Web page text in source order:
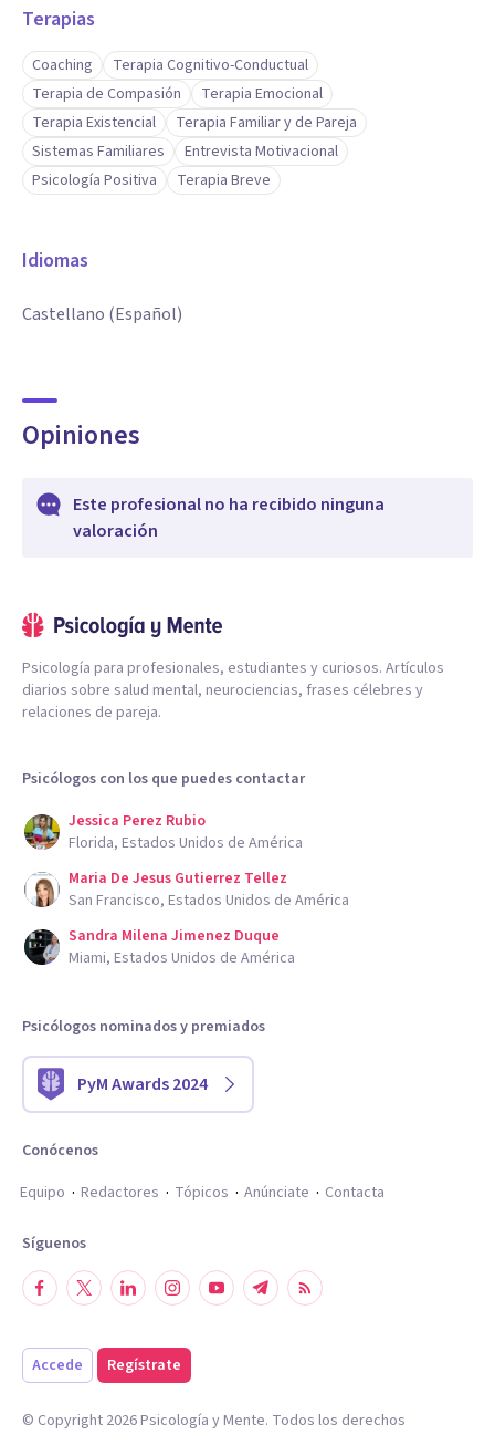
Terapias
Coaching
Terapia Cognitivo-Conductual
Terapia de Compasión
Terapia Emocional
Terapia Existencial
Terapia Familiar y de Pareja
Sistemas Familiares
Entrevista Motivacional
Psicología Positiva
Terapia Breve
Idiomas
Castellano (Español)
Opiniones
Este profesional no ha recibido ninguna
valoración
Psicología para profesionales, estudiantes y curiosos. Artículos
diarios sobre salud mental, neurociencias, frases célebres y
relaciones de pareja.
Psicólogos con los que puedes contactar
Jessica Perez Rubio
Florida, Estados Unidos de América
Maria De Jesus Gutierrez Tellez
San Francisco, Estados Unidos de América
Sandra Milena Jimenez Duque
Miami, Estados Unidos de América
Psicólogos nominados y premiados
PyM Awards 2024
Conócenos
Equipo
Redactores Tópicos Anúnciate Contacta
Síguenos
Accede Regístrate
© Copyright 2026Psicología y Mente. Todos los derechos